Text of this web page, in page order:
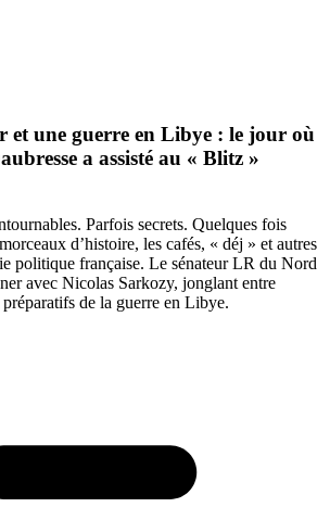
et une guerre en Libye : le jour où
a assisté au « Blitz »
Parfois secrets. Quelques fois
d’histoire, les cafés, « déj » et autres
politique française. Le sénateur LR du Nord
avec Nicolas Sarkozy, jonglant entre
de la guerre en Libye.